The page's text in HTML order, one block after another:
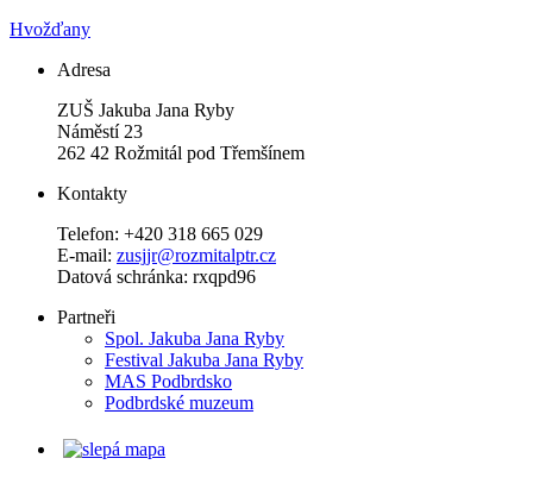
Hvožďany
Adresa
ZUŠ Jakuba Jana Ryby
Náměstí 23
262 42 Rožmitál pod Třemšínem
Kontakty
Telefon: +420 318 665 029
E-mail: zusjjr@rozmitalptr.cz
Datová schránka: rxqpd96
Partneři
Spol. Jakuba Jana Ryby
Festival Jakuba Jana Ryby
MAS Podbrdsko
Podbrdské muzeum